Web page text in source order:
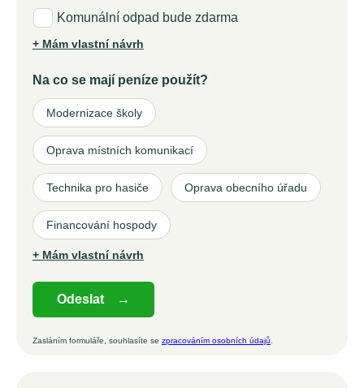
Komunální odpad bude zdarma
+ Mám vlastní návrh
Na co se mají peníze použít?
Modernizace školy
Oprava místních komunikací
Technika pro hasiče Oprava obecního úřadu
Financování hospody
+ Mám vlastní návrh
Zasláním formuláře, souhlasíte se zpracováním osobních údajů